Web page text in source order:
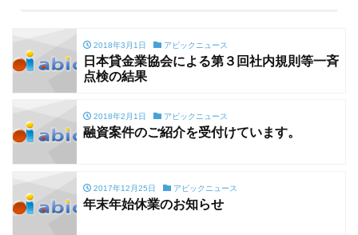
2018年3月1日 アビックニュース
日本貸金業協会による第３回社内規則等一斉
点検の結果
2018年2月1日 アビックニュース
融資案件のご紹介を受付けています。
2017年12月25日 アビックニュース
年末年始休業のお知らせ